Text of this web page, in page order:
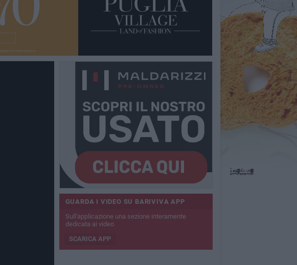
GUARDA I VIDEO SU BARIVIVA APP
Sull'applicazione una sezione interamente
dedicata ai video
SCARICA APP